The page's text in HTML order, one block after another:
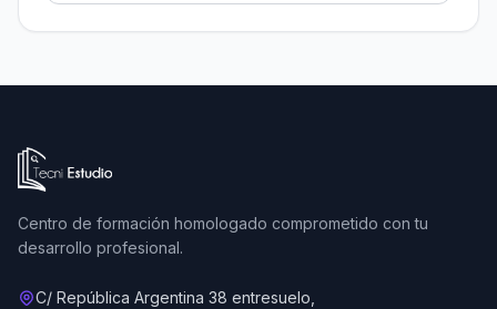
Ir a la página de inicio de Tecni Estudio
Centro de formación homologado comprometido con tu
desarrollo profesional.
C/ República Argentina 38 entresuelo,